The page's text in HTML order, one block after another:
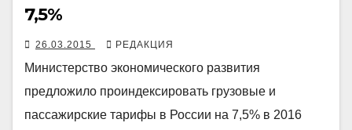
7,5%
26.03.2015 РЕДАКЦИЯ
Министерство экономического развития
предложило проиндексировать грузовые и
пассажирские тарифы в России на 7,5% в 2016